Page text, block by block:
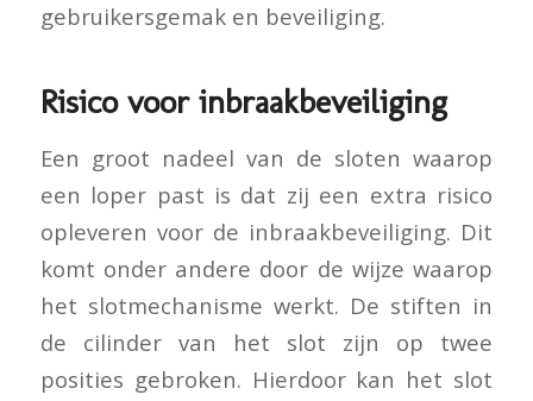
gebruikersgemak en beveiliging.
Risico voor inbraakbeveiliging
Een groot nadeel van de sloten waarop
een loper past is dat zij een extra risico
opleveren voor de inbraakbeveiliging. Dit
komt onder andere door de wijze waarop
het slotmechanisme werkt. De stiften in
de cilinder van het slot zijn op twee
posities gebroken. Hierdoor kan het slot